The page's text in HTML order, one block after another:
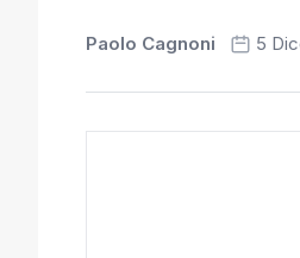
Paolo Cagnoni 5